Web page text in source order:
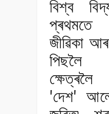
বিশ্ব
প্ৰথমতে
জীৱিকা
পিছলৈ
'দেশ'